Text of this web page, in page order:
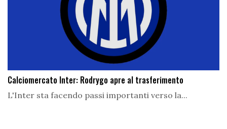
Calciomercato Inter: Rodrygo apre al trasferimento
L'Inter sta facendo passi importanti verso la...